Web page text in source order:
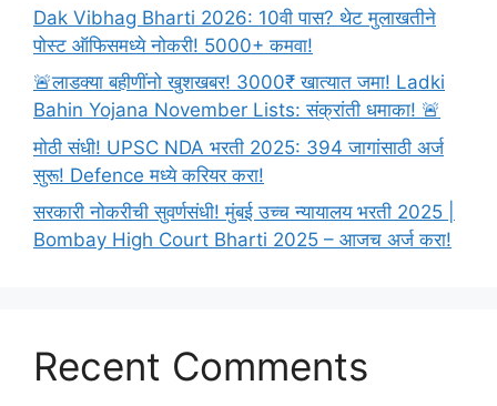
Dak Vibhag Bharti 2026: 10वी पास? थेट मुलाखतीने
पोस्ट ऑफिसमध्ये नोकरी! 5000+ कमवा!
🚨लाडक्या बहीणींनो खुशखबर! 3000₹ खात्यात जमा! Ladki
Bahin Yojana November Lists: संक्रांती धमाका! 🚨
मोठी संधी! UPSC NDA भरती 2025: 394 जागांसाठी अर्ज
सुरू! Defence मध्ये करियर करा!
सरकारी नोकरीची सुवर्णसंधी! मुंबई उच्च न्यायालय भरती 2025 |
Bombay High Court Bharti 2025 – आजच अर्ज करा!
Recent Comments